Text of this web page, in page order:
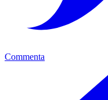
Commenta